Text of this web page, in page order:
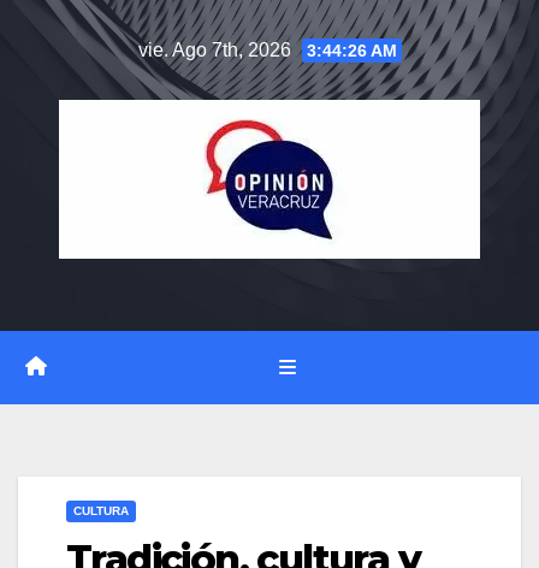
vie. Ago 7th, 2026 3:44:27 AM
CULTURA
Tradición, cultura y